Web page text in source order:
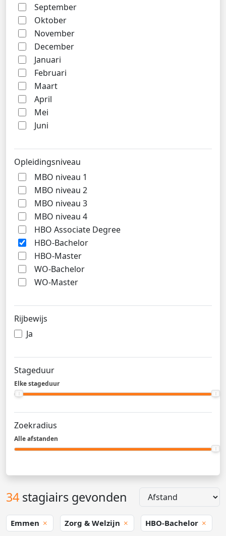
September
Oktober
November
December
Januari
Februari
Maart
April
Mei
Juni
Opleidingsniveau
MBO niveau 1
MBO niveau 2
MBO niveau 3
MBO niveau 4
HBO Associate Degree
HBO-Bachelor
HBO-Master
WO-Bachelor
WO-Master
Rijbewijs
Ja
Stageduur
Elke stageduur
Zoekradius
Alle afstanden
34 stagiairs gevonden
Emmen Zorg & Welzijn HBO-Bachelor